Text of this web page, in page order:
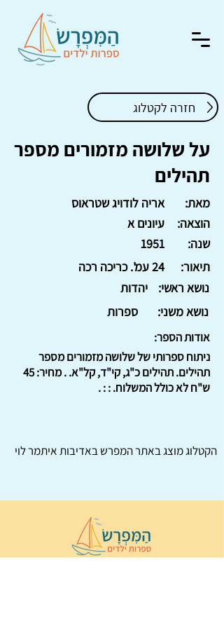
חזרה לקטלוג
על שלושה מזמורים מספר
תהילים
אריה לודויג שטראוס
מאת:
עיונים א
הוצאה:
1951
שנה:
24 עמ'. כריכה רכה
תיאור:
יהדות
נושא ראשי:
ספרות
נושא משני:
אודות הספר:
ניתוח ספרותי של שלושה מזמורים מספר
תהילים. תהילים כ"ג, קי"ד, קל"א. . מחיר: 45
ש"ח לא כולל המשלוח. : : .
הקטלוג מוצג באתרהמפרשבאדיבות איתמר לוי